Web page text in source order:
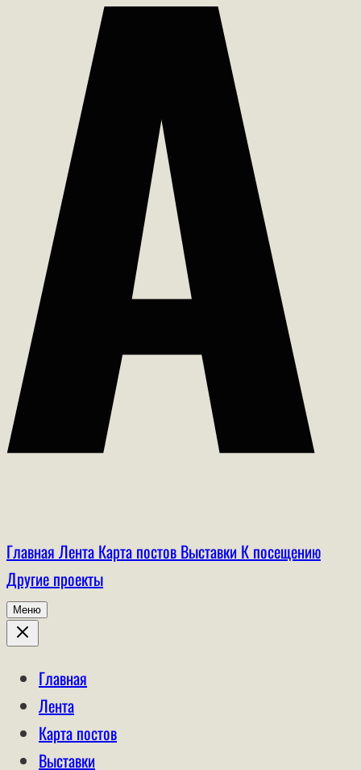
Главная Лента Карта постов Выставки К посещению
Другие проекты
Меню
Главная
Лента
Карта постов
Выставки